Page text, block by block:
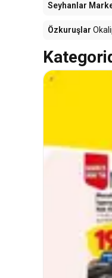
Seyhanlar
Özkuruşlar